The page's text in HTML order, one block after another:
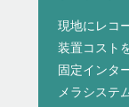
現地にレコ
装置コスト
固定インタ
メラシステ